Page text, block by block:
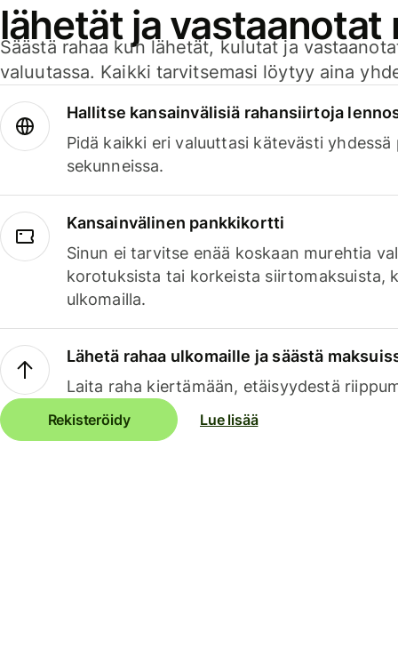
lähetät ja vastaanotat
Säästä rahaa kun lähetät, kulutat ja
valuutassa. Kaikki tarvitsemasi löytyy aina
Hallitse kansainvälisiä rahansiirtoja
Pidä kaikki eri valuuttasi kätevästi yhdessä
sekunneissa.
Kansainvälinen pankkikortti
Sinun ei tarvitse enää koskaan murehtia
korotuksista tai korkeista siirtomaksuista,
ulkomailla.
Lähetä rahaa ulkomaille ja säästä
Laita raha kiertämään, etäisyydestä
Rekisteröidy Lue lisää